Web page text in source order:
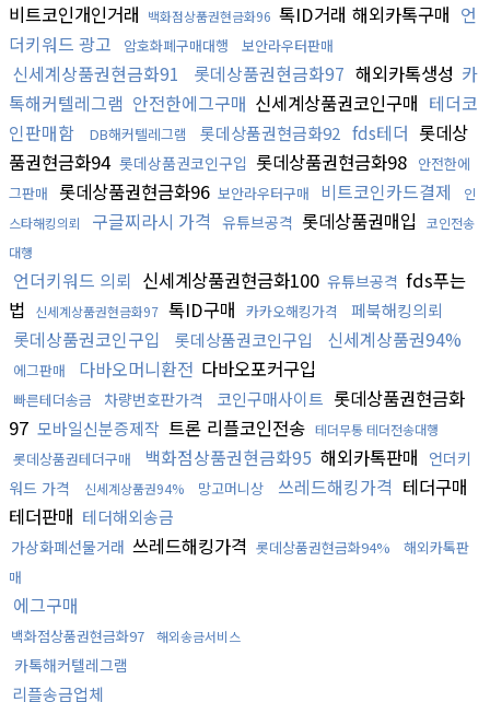
비트코인개인거래 백화점상품권현금화96 톡ID거래 해외카톡구매 언
더키워드 광고
암호화폐구매대행 보안라우터판매
신세계상품권현금화91 롯데상품권현금화97 해외카톡생성 카
톡해커텔레그램 안전한에그구매 신세계상품권코인구매 테더코
인판매함
DB해커텔레그램 롯데상품권현금화92 fds테더 롯데상
품권현금화94 롯데상품권코인구입 롯데상품권현금화98 안전한에
그판매
롯데상품권현금화96 보안라우터구매 비트코인카드결제
인
스타해킹의뢰
구글찌라시 가격 유튜브공격 롯데상품권매입
코인전송
대행
언더키워드 의뢰 신세계상품권현금화100 유튜브공격 fds푸는
법
신세계상품권현금화97 톡ID구매 카카오해킹가격 페북해킹의뢰
롯데상품권코인구입 롯데상품권코인구입 신세계상품권94%
에그판매 다바오머니환전 다바오포커구입
빠른테더송금 차량번호판가격 코인구매사이트 롯데상품권현금화
97 모바일신분증제작 트론 리플코인전송 테더무통 테더전송대행
롯데상품권테더구매 백화점상품권현금화95 해외카톡판매 언더키
워드 가격
신세계상품권94% 망고머니상 쓰레드해킹가격 테더구매
테더판매 테더해외송금
가상화폐선물거래 쓰레드해킹가격 롯데상품권현금화94%
해외카톡판
매
에그구매
백화점상품권현금화97 해외송금서비스
카톡해커텔레그램
리플송금업체